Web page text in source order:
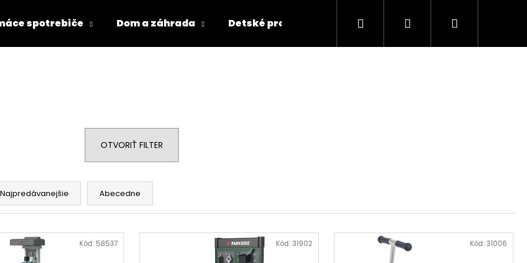
spotrebiče Dom a záhrada Detské produkty Elektronika Zdravotné
Hľadať PrihlásenieNákupný
OTVORIŤ FILTER
Najpredávanejšie Abecedne
Kód: 58537 Kód: 31902 Kód: 31006
Odporúčame
Nasledujúce